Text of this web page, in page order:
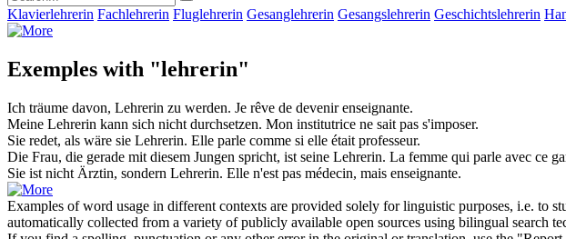
Klavierlehrerin Fachlehrerin Fluglehrerin Gesanglehrerin Gesangslehrerin Geschichtslehrerin
Exemples with "lehrerin"
Ich träume davon, Lehrerin zu werden. Je rêve de devenirenseignante.
Meine Lehrerin kann sich nicht durchsetzen. Mon institutrice ne sait pas s'imposer.
Sie redet, als wäre sie Lehrerin. Elle parle comme si elle était professeur.
Die Frau, die gerade mit diesem Jungen spricht, ist seine Lehrerin. La femme qui parle avec ce
Sie ist nicht Ärztin, sondern Lehrerin. Elle n'est pas médecin, mais enseignante.
Examples of word usage in different contexts are provided solely for linguistic purposes, i.e. to
automatically collected from a variety of publicly available open sources using bilingual search